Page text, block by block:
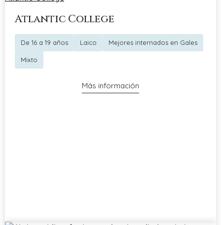
Atlantic College
De 16 a 19 años Laico Mejores internados en Gales
Mixto
Más información